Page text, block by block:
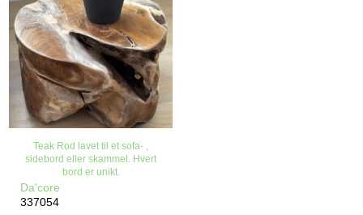
Teak Rod lavet til et sofa- ,
sidebord eller skammel. Hvert
bord er unikt.
Da'core
337054